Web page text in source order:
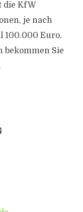
die KfW
je nach
100.000 Euro.
bekommen Sie